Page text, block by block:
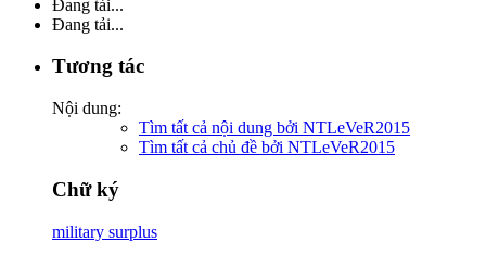
Đang tải...
Đang tải...
Tương tác
Nội dung:
Tìm tất cả nội dung bởi NTLeVeR2015
Tìm tất cả chủ đề bởi NTLeVeR2015
Chữ ký
military surplus